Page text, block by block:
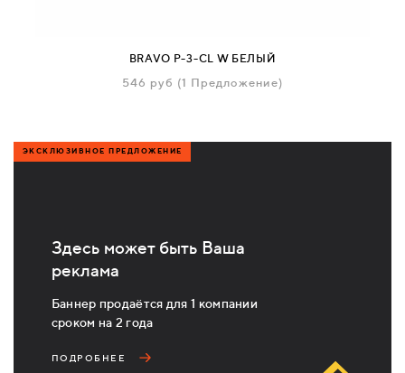
BRAVO P-3-CL W БЕЛЫЙ
546 руб (1 Предложение)
ЭКСКЛЮЗИВНОЕ ПРЕДЛОЖЕНИЕ
Здесь может быть Ваша
реклама
Баннер продаётся для 1 компании
сроком на 2 года
ПОДРОБНЕЕ